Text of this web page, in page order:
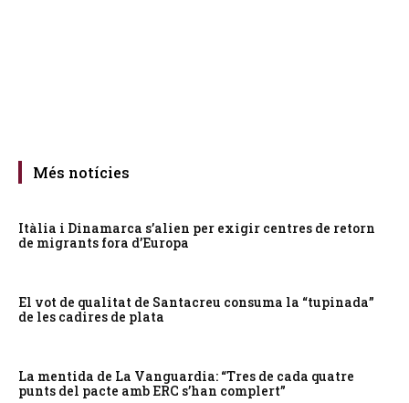
Més notícies
Itàlia i Dinamarca s’alien per exigir centres de retorn
de migrants fora d’Europa
El vot de qualitat de Santacreu consuma la “tupinada”
de les cadires de plata
La mentida de La Vanguardia: “Tres de cada quatre
punts del pacte amb ERC s’han complert”